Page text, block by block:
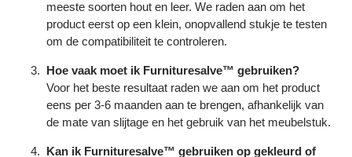
meeste soorten hout en leer. We raden aan om het
product eerst op een klein, onopvallend stukje te testen
om de compatibiliteit te controleren.
Hoe vaak moet ik Furnituresalve™ gebruiken?
Voor het beste resultaat raden we aan om het product
eens per 3-6 maanden aan te brengen, afhankelijk van
de mate van slijtage en het gebruik van het meubelstuk.
Kan ik Furnituresalve™ gebruiken op gekleurd of